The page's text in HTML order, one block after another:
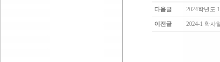
다음글 2024학년도
이전글 2024-1 학사